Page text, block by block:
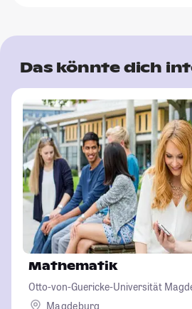
Das könnte dich
Mathematik
Otto-von-Guericke-Universität
Magdeburg